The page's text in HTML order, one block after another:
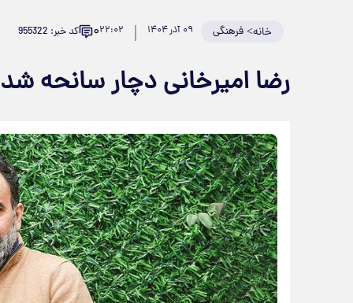
خانه>فرهنگی ۰۹ آذر ۱۴۰۴ ۲۲:۰۲۰ کد خبر: 955322
رضا امیرخانی دچار سانحه شد